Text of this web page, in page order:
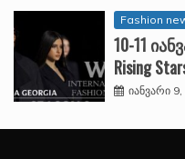
Fashion
10-11
Rising
იანვარი